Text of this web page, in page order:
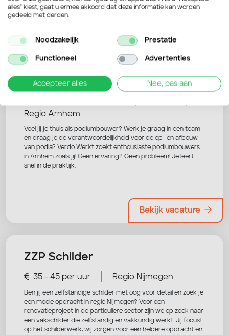
Nog niet overtuigd? Bekijk deze
vacatures ook eens!
Podiumbouwer evenementen
Regio Arnhem
Voel jij je thuis als podiumbouwer? Werk je graag in een team
en draag je de verantwoordelijkheid voor de op- en afbouw
van podia? Verdo Werkt zoekt enthousiaste podiumbouwers
in Arnhem zoals jij! Geen ervaring? Geen probleem! Je leert
snel in de praktijk.
Bekijk vacature
ZZP Schilder
35 - 45 per uur Regio Nijmegen
Ben jij een zelfstandige schilder met oog voor detail en zoek je
een mooie opdracht in regio Nijmegen? Voor een
renovatieproject in de particuliere sector zijn we op zoek naar
een vakschilder die zelfstandig en vakkundig werkt. Jij focust
op het schilderwerk, wij zorgen voor een heldere opdracht en
alles” kiest, gaat u ermee akkoord dat deze informatie kan worden
gedeeld met derden.
Noodzakelijk Prestatie
Functioneel Advertenties
Accepteer alles Nee, pas aan